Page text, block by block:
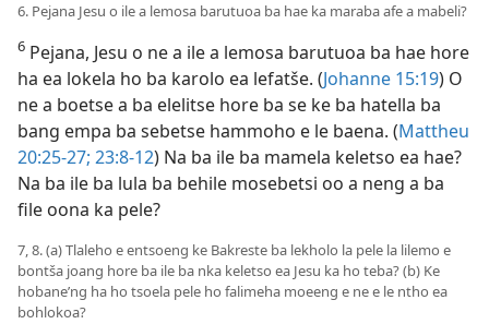
6. Pejana Jesu o ile a lemosa barutuoa ba hae ka maraba afe a mabeli?
6 Pejana, Jesu o ne a ile a lemosa barutuoa ba hae hore
ha ea lokela ho ba karolo ea lefatše. (Johanne 15:19) O
ne a boetse a ba elelitse hore ba se ke ba hatella ba
bang empa ba sebetse hammoho e le baena. (Mattheu
20:25-27; 23:8-12) Na ba ile ba mamela keletso ea hae?
Na ba ile ba lula ba behile mosebetsi oo a neng a ba
file oona ka pele?
7, 8. (a) Tlaleho e entsoeng ke Bakreste ba lekholo la pele la lilemo e
bontša joang hore ba ile ba nka keletso ea Jesu ka ho teba? (b) Ke
hobane’ng ha ho tsoela pele ho falimeha moeeng e ne e le ntho ea
bohlokoa?